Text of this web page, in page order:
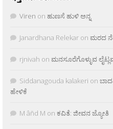
Viren on ಹುಣಸೆ ಹುಳಿ ಅನ್ನ
Janardhana Relekar on ಮರದ
rjnivah on ಮನಸೂರೆಗೊಳ್ಳುವ
Siddanagouda kalakeri on
ಹೇಳಿಕೆ
M âñd M on ಕವಿತೆ: ಜೀವನ ಜ್ಯೋತಿ